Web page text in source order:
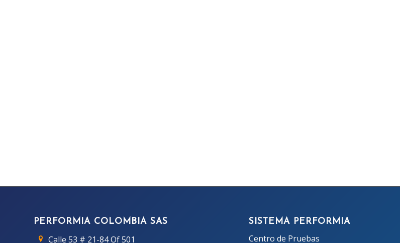
PERFORMIA COLOMBIA SAS
Calle 53 # 21-84 Of 501
SISTEMA PERFORMIA
Centro de Pruebas